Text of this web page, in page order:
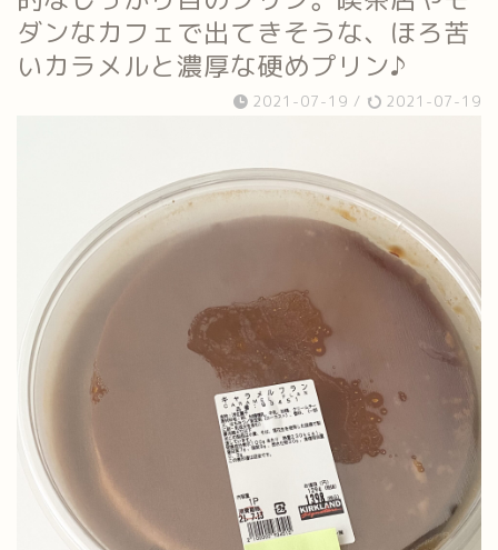
ダンなカフェで出てきそうな、ほろ苦
いカラメルと濃厚な硬めプリン♪
2021-07-19 / 2021-07-19